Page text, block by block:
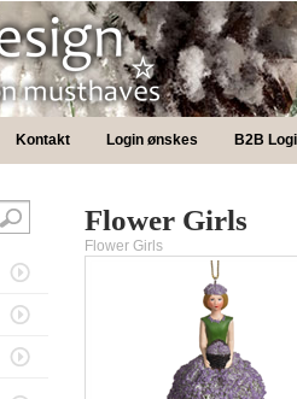
Kontakt Login ønskes B2B
Flower Girls
Flower Girls